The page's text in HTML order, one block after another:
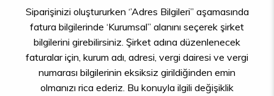
Siparişinizi oluştururken ‘’Adres Bilgileri’’ aşamasında
fatura bilgilerinde ‘Kurumsal” alanını seçerek şirket
bilgilerini girebilirsiniz. Şirket adına düzenlenecek
faturalar için, kurum adı, adresi, vergi dairesi ve vergi
numarası bilgilerinin eksiksiz girildiğinden emin
olmanızı rica ederiz. Bu konuyla ilgili değişiklik